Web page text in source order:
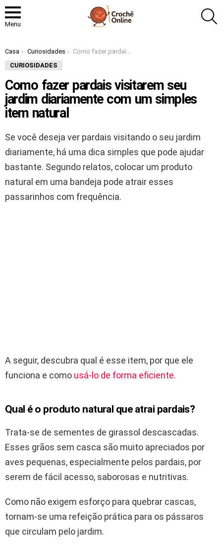
Menu
Você está aqui:
Casa Curiosidades
Como fazer pardais visitarem seu jardim diariamente com um simples item natural
CURIOSIDADES
Como fazer pardais visitarem seu
jardim diariamente com um simples
item natural
Se você deseja ver pardais visitando o seu jardim
diariamente, há uma dica simples que pode ajudar
bastante. Segundo relatos, colocar um produto
natural em uma bandeja pode atrair esses
passarinhos com frequência.
A seguir, descubra qual é esse item, por que ele
funciona e como usá-lo de forma eficiente.
Qual é o produto natural que atrai pardais?
Trata-se de sementes de girassol descascadas.
Esses grãos sem casca são muito apreciados por
aves pequenas, especialmente pelos pardais, por
serem de fácil acesso, saborosas e nutritivas.
Como não exigem esforço para quebrar cascas,
tornam-se uma refeição prática para os pássaros
que circulam pelo jardim.